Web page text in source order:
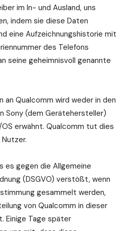
im In- und Ausland, uns
indem sie diese Daten
eine Aufzeichnungshistorie mit
des Telefons
seine geheimnisvoll genannte
an Qualcomm wird weder in den
Sony (dem Gerätehersteller)
erwähnt. Qualcomm tut dies
es gegen die Allgemeine
(DSGVO) verstößt, wenn
gesammelt werden,
von Qualcomm in dieser
Einige Tage später